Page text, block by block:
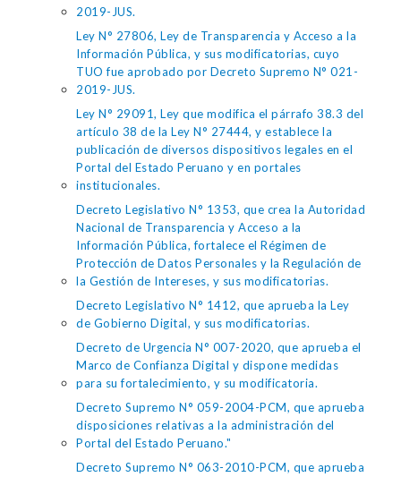
2019-JUS.
Ley N° 27806, Ley de Transparencia y Acceso a la
Información Pública, y sus modificatorias, cuyo
TUO fue aprobado por Decreto Supremo N° 021-
2019-JUS.
Ley N° 29091, Ley que modifica el párrafo 38.3 del
artículo 38 de la Ley N° 27444, y establece la
publicación de diversos dispositivos legales en el
Portal del Estado Peruano y en portales
institucionales.
Decreto Legislativo N° 1353, que crea la Autoridad
Nacional de Transparencia y Acceso a la
Información Pública, fortalece el Régimen de
Protección de Datos Personales y la Regulación de
la Gestión de Intereses, y sus modificatorias.
Decreto Legislativo N° 1412, que aprueba la Ley
de Gobierno Digital, y sus modificatorias.
Decreto de Urgencia N° 007-2020, que aprueba el
Marco de Confianza Digital y dispone medidas
para su fortalecimiento, y su modificatoria.
Decreto Supremo N° 059-2004-PCM, que aprueba
disposiciones relativas a la administración del
Portal del Estado Peruano."
Decreto Supremo N° 063-2010-PCM, que aprueba